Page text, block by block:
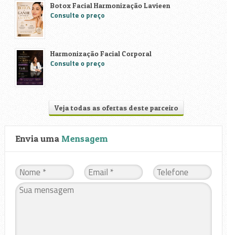
Botox Facial Harmonização Lavieen
Consulte o preço
Harmonização Facial Corporal
Consulte o preço
Veja todas as ofertas deste parceiro
Envia uma Mensagem